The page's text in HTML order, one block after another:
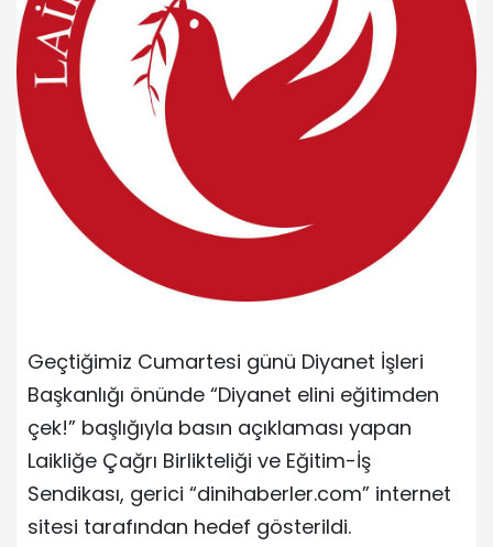
Geçtiğimiz Cumartesi günü Diyanet İşleri
Başkanlığı önünde “Diyanet elini eğitimden
çek!” başlığıyla basın açıklaması yapan
Laikliğe Çağrı Birlikteliği ve Eğitim-İş
Sendikası, gerici “dinihaberler.com” internet
sitesi tarafından hedef gösterildi.